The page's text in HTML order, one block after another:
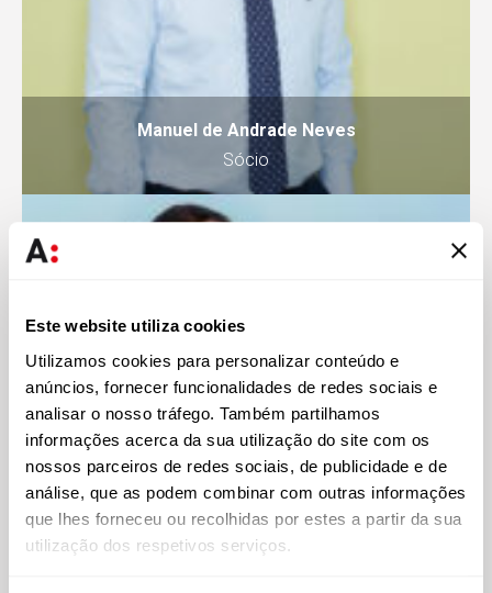
Este website utiliza cookies
Utilizamos cookies para personalizar conteúdo e
anúncios, fornecer funcionalidades de redes sociais e
analisar o nosso tráfego. Também partilhamos
informações acerca da sua utilização do site com os
nossos parceiros de redes sociais, de publicidade e de
análise, que as podem combinar com outras informações
que lhes forneceu ou recolhidas por estes a partir da sua
utilização dos respetivos serviços.
Manuel de Andrade Neves
Sócio